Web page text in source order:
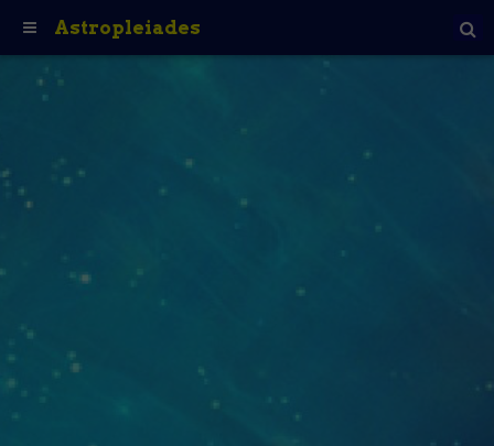
Astropleiades